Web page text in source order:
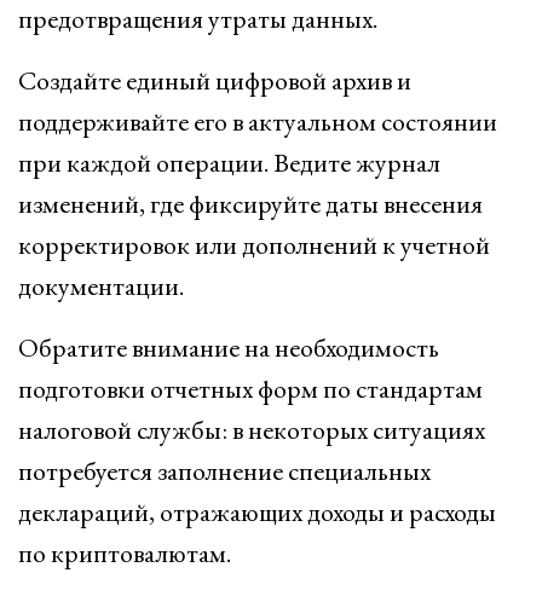
предотвращения утраты данных.
Создайте единый цифровой архив и
поддерживайте его в актуальном состоянии
при каждой операции. Ведите журнал
изменений, где фиксируйте даты внесения
корректировок или дополнений к учетной
документации.
Обратите внимание на необходимость
подготовки отчетных форм по стандартам
налоговой службы: в некоторых ситуациях
потребуется заполнение специальных
деклараций, отражающих доходы и расходы
по криптовалютам.